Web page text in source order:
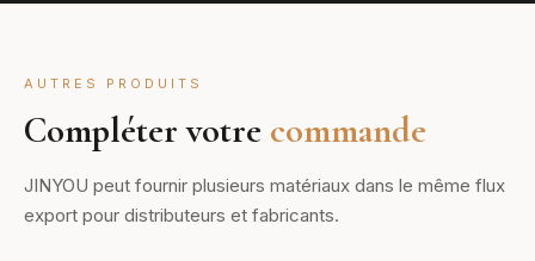
AUTRES PRODUITS
Compléter votre commande
JINYOU peut fournir plusieurs matériaux dans le même flux
export pour distributeurs et fabricants.